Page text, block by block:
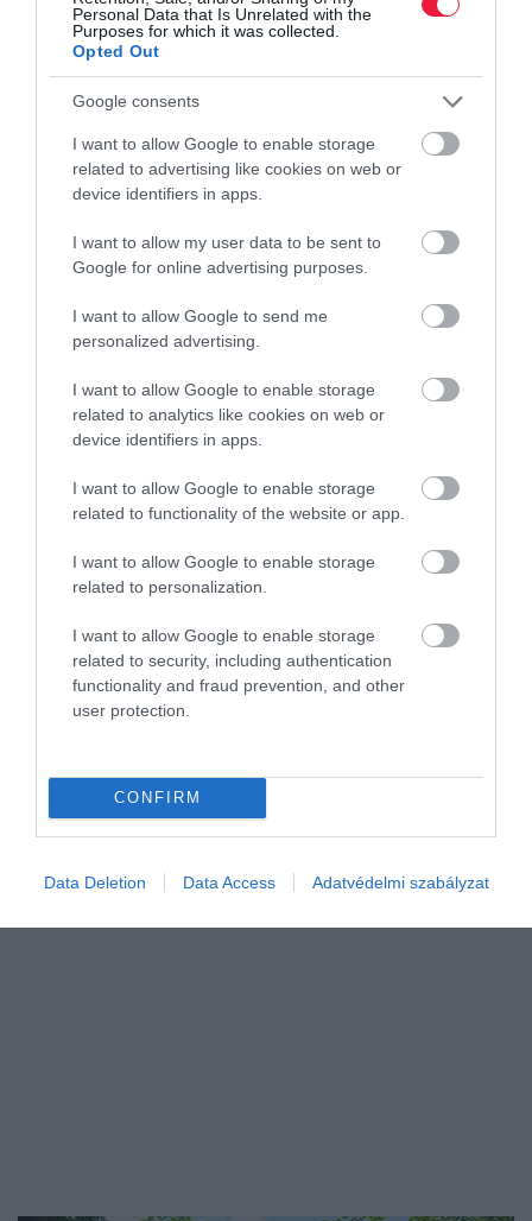
Personal Data that Is Unrelated with the
Purposes for which it was collected.
Opted Out
Google consents
I want to allow Google to enable storage
related to advertising like cookies on web or
device identifiers in apps.
I want to allow my user data to be sent to
Google for online advertising purposes.
I want to allow Google to send me
personalized advertising.
I want to allow Google to enable storage
related to analytics like cookies on web or
device identifiers in apps.
I want to allow Google to enable storage
related to functionality of the website or app.
I want to allow Google to enable storage
related to personalization.
I want to allow Google to enable storage
related to security, including authentication
functionality and fraud prevention, and other
user protection.
CONFIRM
Data Deletion Data Access Adatvédelmi szabályzat
KARRIER
Elérkeztünk abba a korszakba, amikor a
karrierépítés már egy külön hobbi
időnként frissíteni az önéletrajzot. Ma azonban már egyre több